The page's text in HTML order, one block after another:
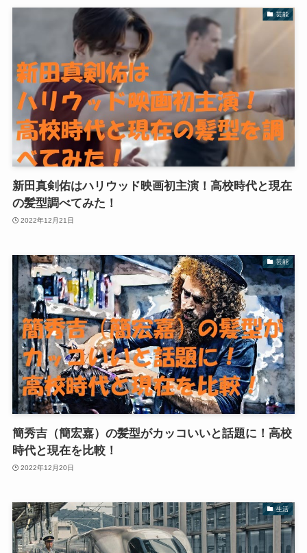
芸能
新田真剣佑はハリウッド映画初主演！高校時代と現在
の髪型調べてみた！
2022年12月21日
芸能
簡秀吉（簡宏嘉）の髪型がカッコいいと話題に！高校
時代と現在を比較！
2022年12月20日
生活